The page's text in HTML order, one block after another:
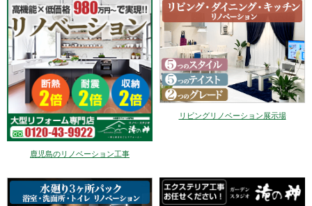
鹿児島のリノベーション工事
リビングリノベーション展示場